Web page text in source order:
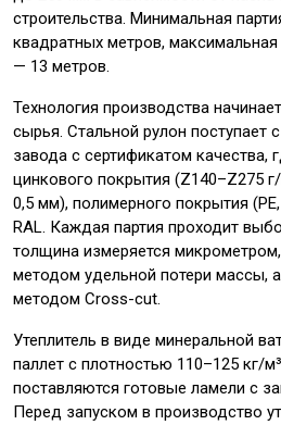
строительства. Минимальная
квадратных метров,
— 13 метров.
Технология производства
сырья. Стальной рулон поступает
завода с сертификатом качества,
цинкового покрытия (Z140–Z275
0,5 мм), полимерного покрытия
RAL. Каждая партия проходит
толщина измеряется
методом удельной потери массы,
методом Cross-cut.
Утеплитель в виде минеральной
паллет с плотностью 110–125 кг/
поставляются готовые ламели с
Перед запуском в производство